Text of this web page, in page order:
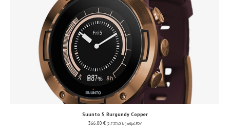
Suunto 5 Burgundy Copper
366.00 € (2,757.63 kn) uključ. PDV